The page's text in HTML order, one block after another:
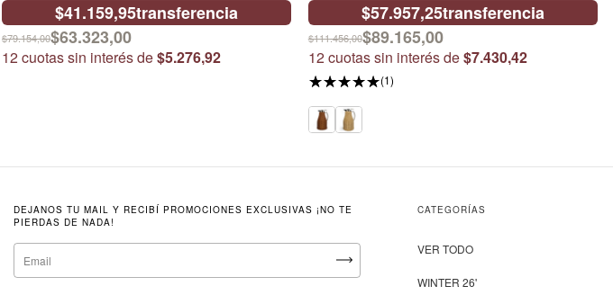
$41.159,95transferencia
$79.154,00$63.323,00
12cuotas sin interés de$5.276,92
$57.957,25transferencia
$111.456,00$89.165,00
12cuotas sin interés de$7.430,42
(1)
DEJANOS TU MAIL Y RECIBÍ PROMOCIONES EXCLUSIVAS ¡NO TE
PIERDAS DE NADA!
CATEGORÍAS
VER TODO
WINTER 26'